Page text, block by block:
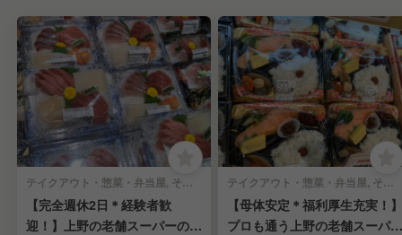
テイクアウト・惣菜・弁当屋, その他(料理ジャンル) | 生産加工（精肉・鮮魚・青果など）
【完全週休2日＊経験者歓
迎！】上野の老舗スーパーの鮮
テイクアウト・惣菜・弁当屋, その他(料理ジャンル) | スーパーフロア・小売
【母体安定＊福利厚生充実！】
プロも通う上野の老舗スーパー